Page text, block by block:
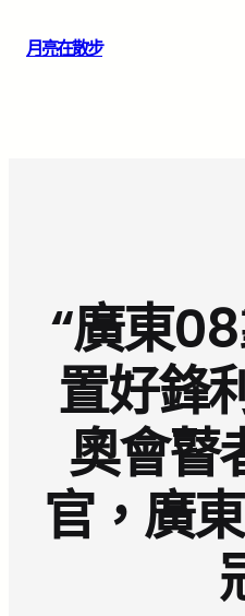
月亮在散步
“廣東
置好鋒
奧會瞽
官，廣